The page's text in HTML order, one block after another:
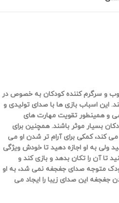
و سرگرم کننده کودکان به خصوص در
این اسباب بازی­ ها با صدای تولیدی و
و همینطور تقویت مهارت­ های
بسیار موثر باشند. همچنین برای
کند، کمکی برای آرام تر شدن او می
ولی به او اجازه دهید تا خودش ویژگی
تا آن را تکان بدهد و بازی کند و
متوجه صدای جغجغه نمی شد، به او
جغجغه این صدای زیبا را ایجاد می